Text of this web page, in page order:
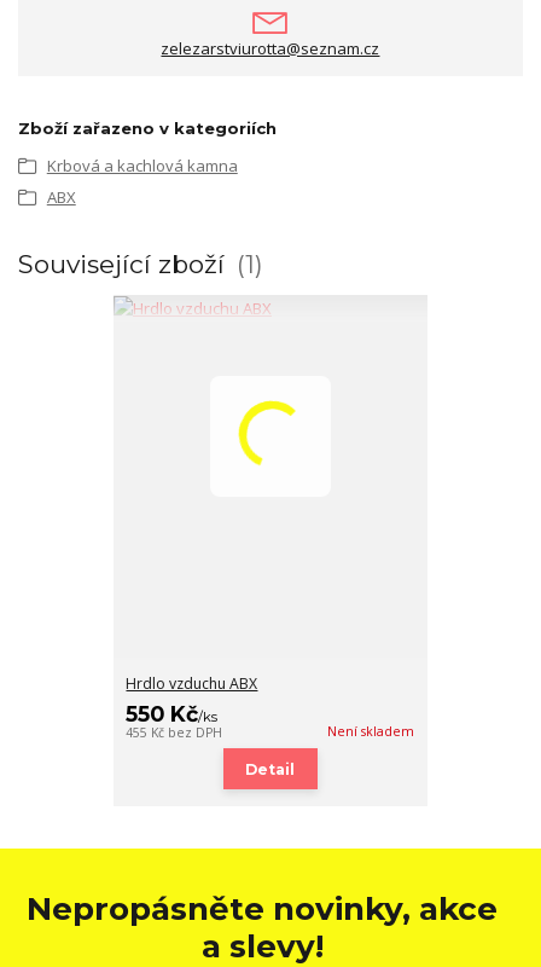
zelezarstviurotta@seznam.cz
Zboží zařazeno v kategoriích
Krbová a kachlová kamna
ABX
Související zboží 1
Hrdlo vzduchu ABX
550 Kč/ks
455 Kč bez DPH Není skladem
Detail
Nepropásněte novinky, akce
a slevy!